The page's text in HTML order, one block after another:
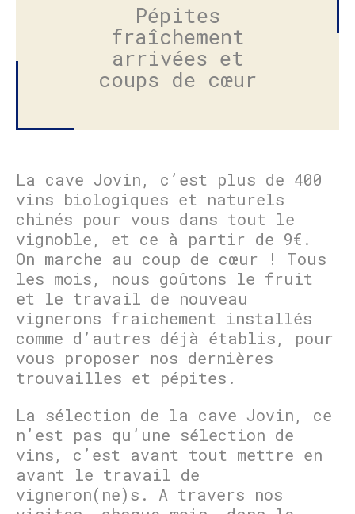
Pépites
fraîchement
arrivées et
coups de cœur
La cave Jovin, c’est plus de 400
vins biologiques et naturels
chinés pour vous dans tout le
vignoble, et ce à partir de 9€.
On marche au coup de cœur ! Tous
les mois, nous goûtons le fruit
et le travail de nouveau
vignerons fraichement installés
comme d’autres déjà établis, pour
vous proposer nos dernières
trouvailles et pépites.
La sélection de la cave Jovin, ce
n’est pas qu’une sélection de
vins, c’est avant tout mettre en
avant le travail de
vigneron(ne)s. A travers nos